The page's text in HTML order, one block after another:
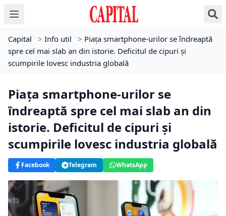
Capital > Info util > Piața smartphone-urilor se îndreaptă
spre cel mai slab an din istorie. Deficitul de cipuri și
scumpirile lovesc industria globală
Piața smartphone-urilor se
îndreaptă spre cel mai slab an din
istorie. Deficitul de cipuri și
scumpirile lovesc industria globală
Facebook Telegram WhatsApp